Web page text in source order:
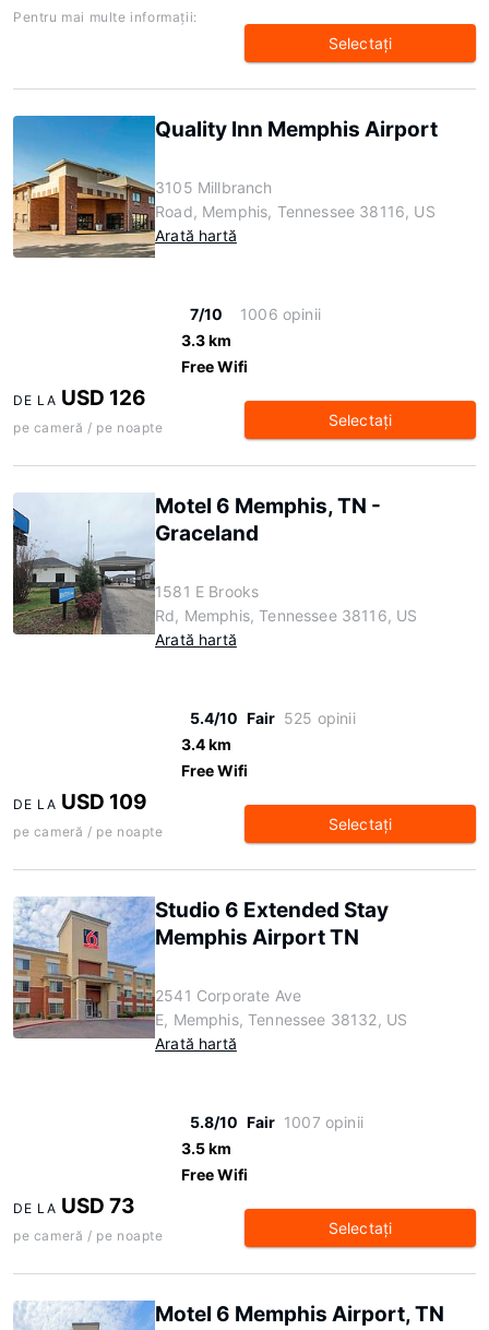
Pentru mai multe informaţii:
Selectaţi
Quality Inn Memphis Airport
3105 Millbranch
Road, Memphis, Tennessee 38116, US
Arată hartă
7/10
1006 opinii
3.3 km
Free Wifi
DE LA USD 126
pe cameră / pe noapte Selectaţi
Motel 6 Memphis, TN -
Graceland
1581 E Brooks
Rd, Memphis, Tennessee 38116, US
Arată hartă
5.4/10 Fair 525 opinii
3.4 km
Free Wifi
DE LA USD 109
pe cameră / pe noapte Selectaţi
Studio 6 Extended Stay
Memphis Airport TN
2541 Corporate Ave
E, Memphis, Tennessee 38132, US
Arată hartă
5.8/10 Fair 1007 opinii
3.5 km
Free Wifi
DE LA USD 73
pe cameră / pe noapte Selectaţi
Motel 6 Memphis Airport, TN